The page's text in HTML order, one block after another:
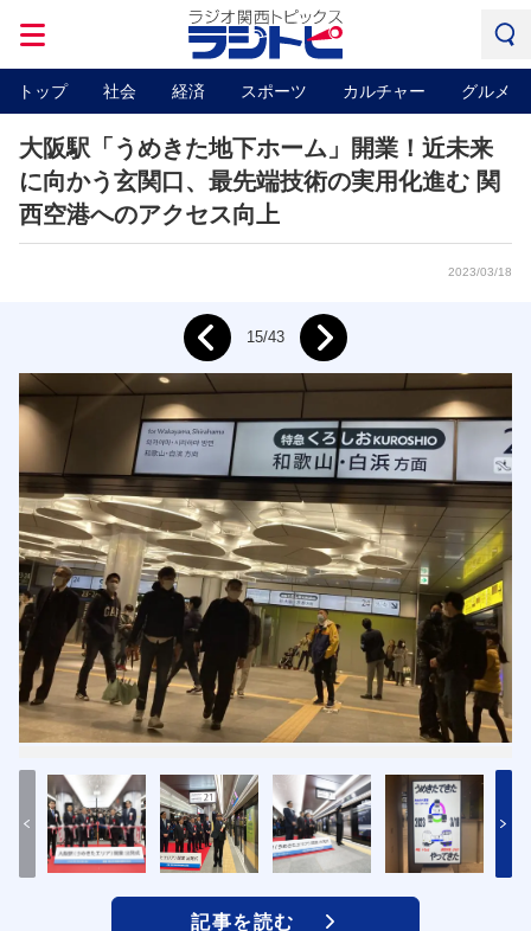
トップ 社会 経済 スポーツ カルチャー グルメ
大阪駅「うめきた地下ホーム」開業！近未来
に向かう玄関口、最先端技術の実用化進む 関
西空港へのアクセス向上
2023/03/18
Prev 15/43 Next
記事を読む